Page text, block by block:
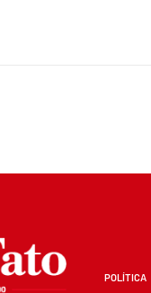
POLÍTICA